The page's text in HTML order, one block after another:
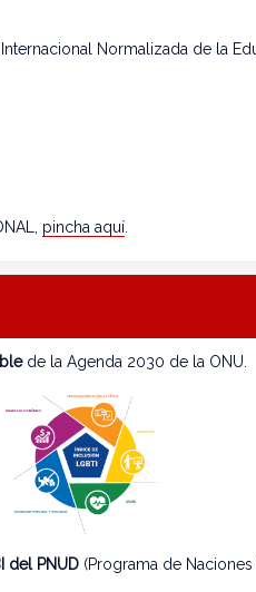
Normalizada de la
pincha aquí.
de la Agenda 2030 de la ONU.
del PNUD(Programa de Naciones